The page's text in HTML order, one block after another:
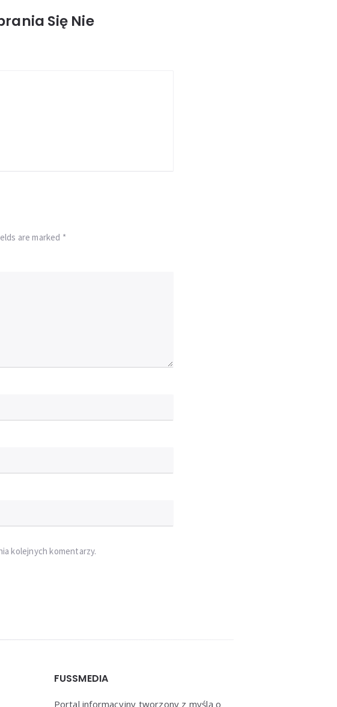
Się Nie
are marked *
kolejnych komentarzy.
FUSSMEDIA
Portal informacyjny tworzony z myślą o